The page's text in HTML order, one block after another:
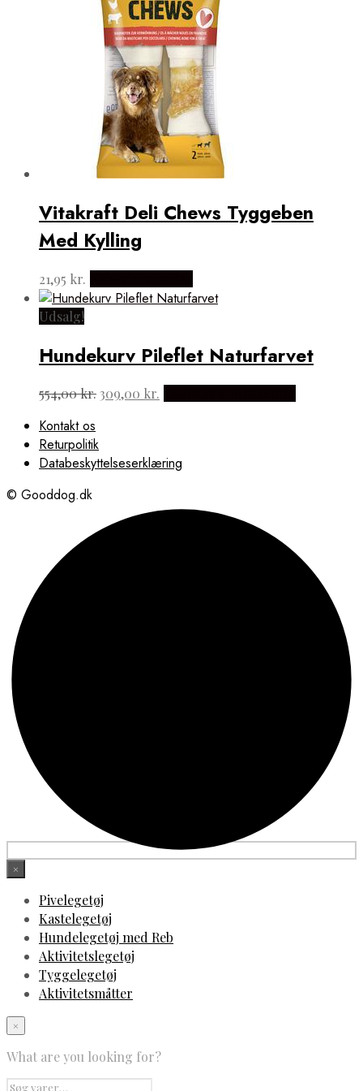
Vitakraft Deli Chews Tyggeben
Med Kylling
21,95 kr.
Udsalg!
Hundekurv Pileflet Naturfarvet
554,00kr.Den
554,00 kr..
309,00 kr.
309,00 kr..
Kontakt os
Returpolitik
Databeskyttelseserklæring
© Gooddog.dk
×
Pivelegetøj
Kastelegetøj
Hundelegetøj med Reb
Aktivitetslegetøj
Tyggelegetøj
Aktivitetsmåtter
×
What are you looking for?